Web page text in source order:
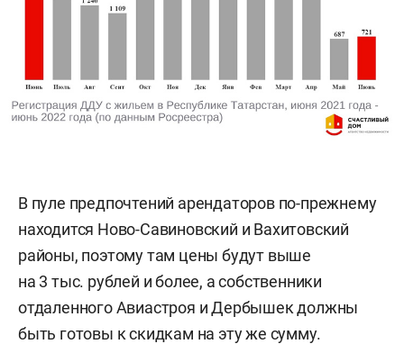
В пуле предпочтений арендаторов по-прежнему
находится Ново-Савиновский и Вахитовский
районы, поэтому там цены будут выше
на 3 тыс. рублей и более, а собственники
отдаленного Авиастроя и Дербышек должны
быть готовы к скидкам на эту же сумму.